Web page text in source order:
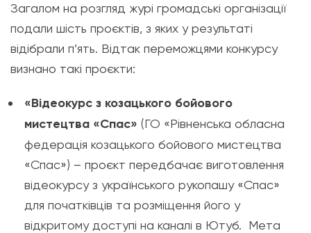
Загалом на розгляд журі громадські організації
подали шість проєктів, з яких у результаті
відібрали п’ять. Відтак переможцями конкурсу
визнано такі проєкти:
«Відеокурс з козацького бойового
мистецтва «Спас» (ГО «Рівненська обласна
федерація козацького бойового мистецтва
«Спас») – проєкт передбачає виготовлення
відеокурсу з українського рукопашу «Спас»
для початківців та розміщення його у
відкритому доступі на каналі в Ютуб. Мета